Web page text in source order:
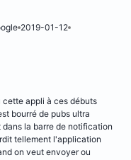
2019-01-12
cette appli à ces débuts
bourré de pubs ultra
la barre de notification
tellement l'application
on veut envoyer ou